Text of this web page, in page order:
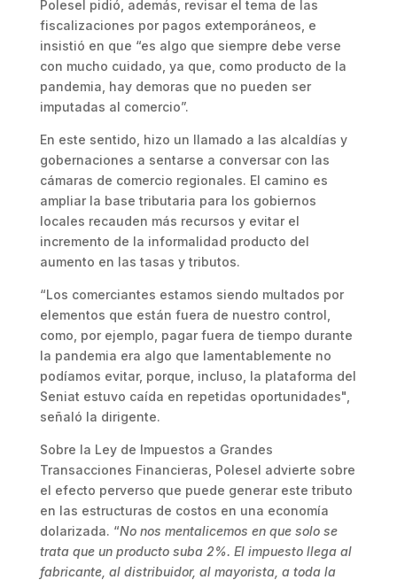
Polesel pidió, además, revisar el tema de las
fiscalizaciones por pagos extemporáneos, e
insistió en que “es algo que siempre debe verse
con mucho cuidado, ya que, como producto de la
pandemia, hay demoras que no pueden ser
imputadas al comercio”.
En este sentido, hizo un llamado a las alcaldías y
gobernaciones a sentarse a conversar con las
cámaras de comercio regionales. El camino es
ampliar la base tributaria para los gobiernos
locales recauden más recursos y evitar el
incremento de la informalidad producto del
aumento en las tasas y tributos.
“Los comerciantes estamos siendo multados por
elementos que están fuera de nuestro control,
como, por ejemplo, pagar fuera de tiempo durante
la pandemia era algo que lamentablemente no
podíamos evitar, porque, incluso, la plataforma del
Seniat estuvo caída en repetidas oportunidades",
señaló la dirigente.
Sobre la Ley de Impuestos a Grandes
Transacciones Financieras, Polesel advierte sobre
el efecto perverso que puede generar este tributo
en las estructuras de costos en una economía
dolarizada. “No nos mentalicemos en que solo se
trata que un producto suba 2%. El impuesto llega al
fabricante, al distribuidor, al mayorista, a toda la